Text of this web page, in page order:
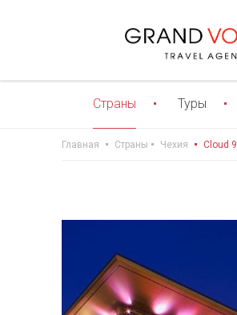
Страны Туры
Главная Страны Чехия Cloud 9